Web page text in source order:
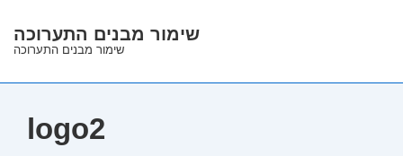
Skip
Main
שימור מבנים התערוכה
שימור מבנים התערוכה
logo2